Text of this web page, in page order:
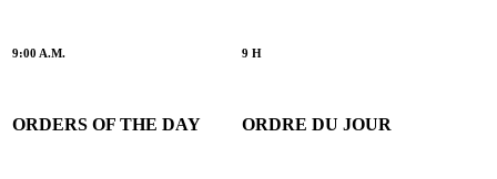
9:00 A.M. 9 H
ORDERS OF THE DAY ORDRE DU JOUR